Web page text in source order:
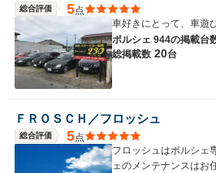
総合評価 5点
車好きにとって、車遊
ポルシェ 944の掲載台
総掲載数 20台
ＦＲＯＳＣＨ／フロッシュ
総合評価 5点
フロッシュはポルシェ
ェのメンテナンスはお